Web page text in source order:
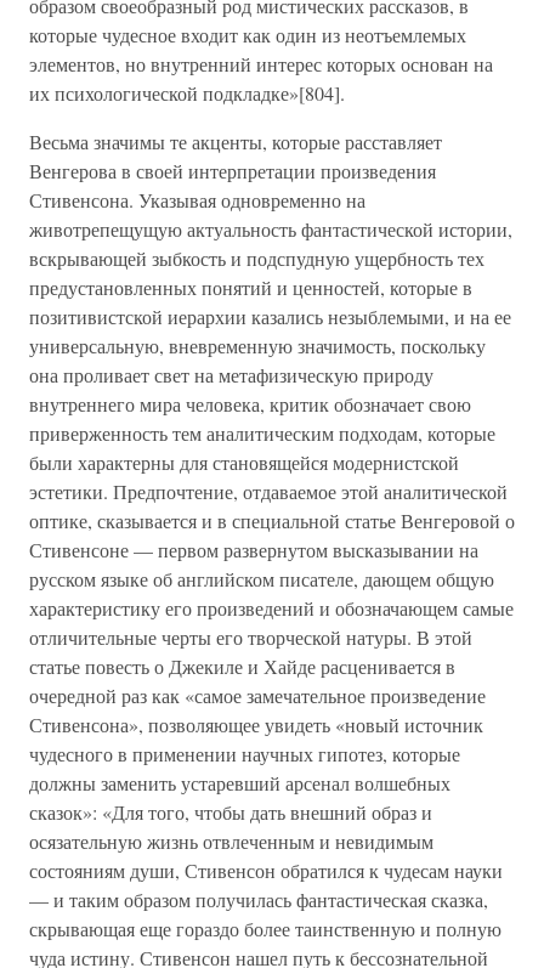
образом своеобразный род мистических рассказов, в
которые чудесное входит как один из неотъемлемых
элементов, но внутренний интерес которых основан на
их психологической подкладке»[804].
Весьма значимы те акценты, которые расставляет
Венгерова в своей интерпретации произведения
Стивенсона. Указывая одновременно на
животрепещущую актуальность фантастической истории,
вскрывающей зыбкость и подспудную ущербность тех
предустановленных понятий и ценностей, которые в
позитивистской иерархии казались незыблемыми, и на ее
универсальную, вневременную значимость, поскольку
она проливает свет на метафизическую природу
внутреннего мира человека, критик обозначает свою
приверженность тем аналитическим подходам, которые
были характерны для становящейся модернистской
эстетики. Предпочтение, отдаваемое этой аналитической
оптике, сказывается и в специальной статье Венгеровой о
Стивенсоне — первом развернутом высказывании на
русском языке об английском писателе, дающем общую
характеристику его произведений и обозначающем самые
отличительные черты его творческой натуры. В этой
статье повесть о Джекиле и Хайде расценивается в
очередной раз как «самое замечательное произведение
Стивенсона», позволяющее увидеть «новый источник
чудесного в применении научных гипотез, которые
должны заменить устаревший арсенал волшебных
сказок»: «Для того, чтобы дать внешний образ и
осязательную жизнь отвлеченным и невидимым
состояниям души, Стивенсон обратился к чудесам науки
— и таким образом получилась фантастическая сказка,
скрывающая еще гораздо более таинственную и полную
чуда истину. Стивенсон нашел путь к бессознательной